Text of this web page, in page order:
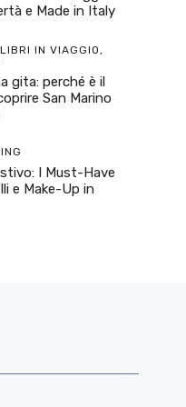
e Made in Italy
LIBRI IN VIAGGIO,
gita: perché è il
San Marino
I Must-Have
e Make-Up in